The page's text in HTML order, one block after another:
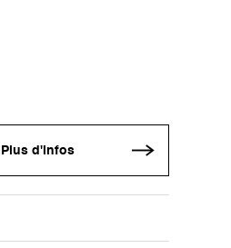
Plus d'infos